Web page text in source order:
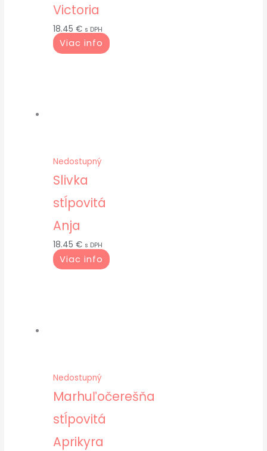
Victoria
18.45€ s DPH
Viac info
Nedostupný
Slivka
stĺpovitá
Anja
18.45€ s DPH
Viac info
Nedostupný
Marhuľočerešňa
stĺpovitá
Aprikyra